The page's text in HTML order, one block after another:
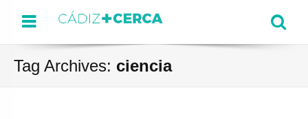
Menu
Tag Archives: ciencia